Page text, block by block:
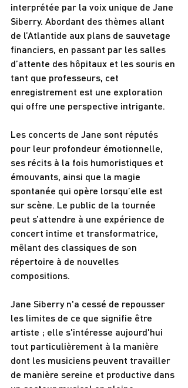
interprétée par la voix unique de Jane
Siberry. Abordant des thèmes allant
de l’Atlantide aux plans de sauvetage
financiers, en passant par les salles
d’attente des hôpitaux et les souris en
tant que professeurs, cet
enregistrement est une exploration
qui offre une perspective intrigante.
Les concerts de Jane sont réputés
pour leur profondeur émotionnelle,
ses récits à la fois humoristiques et
émouvants, ainsi que la magie
spontanée qui opère lorsqu’elle est
sur scène. Le public de la tournée
peut s’attendre à une expérience de
concert intime et transformatrice,
mêlant des classiques de son
répertoire à de nouvelles
compositions.
Jane Siberry n'a cessé de repousser
les limites de ce que signifie être
artiste ; elle s'intéresse aujourd'hui
tout particulièrement à la manière
dont les musiciens peuvent travailler
de manière sereine et productive dans